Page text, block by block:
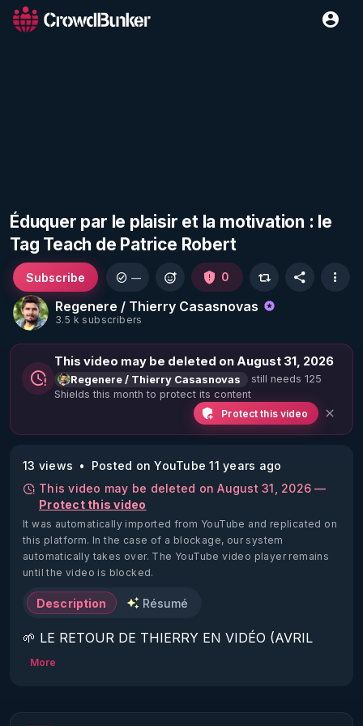
Éduquer par le plaisir et la motivation : le
Tag Teach de Patrice Robert
Regenere / Thierry Casasnovas
3.5 k subscribers
Subscribe — 0
This video may be deleted on August 31, 2026
Regenere / Thierry Casasnovas
still needs 125
Shields this month to protect its content
Protect this video
13 views
Posted on YouTube 11 years ago
This video may be deleted on August 31, 2026 —
Protect this video
It was automatically imported from YouTube and replicated on
this platform. In the case of a blockage, our system
automatically takes over. The YouTube video player remains
until the video is blocked.
Description Résumé
🌱 LE RETOUR DE THIERRY EN VIDÉO (AVRIL
2022)!
https://www.rgnr.fr/presentation.html
More